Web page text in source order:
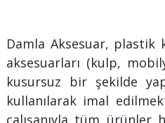
Damla Aksesuar, plastik
aksesuarları (kulp,
kusursuz bir şekilde
kullanılarak imal